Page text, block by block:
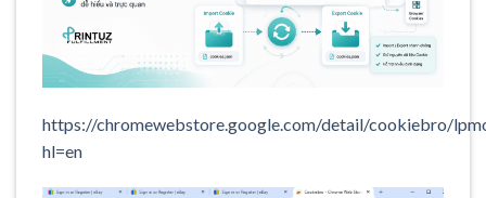
https://chromewebstore.google.com/detail/cookiebro/
hl=en